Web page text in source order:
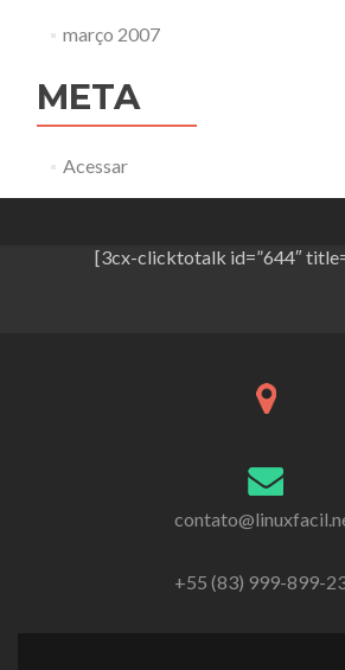
março 2007
META
Acessar
[3cx-clicktotalk id=”644″
+55 (83) 999-899-